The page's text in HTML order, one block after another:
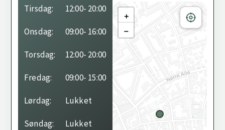
Tirsdag: 12:00- 20:00
Onsdag: 09:00- 16:00
Torsdag: 12:00- 20:00
Fredag: 09:00- 15:00
Lørdag: Lukket
Søndag: Lukket
åbningstider endnu.
+
−